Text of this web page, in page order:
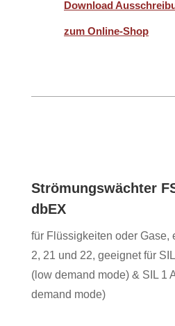
Download
zum Online-Shop
Strömungswächter
dbEX
für Flüssigkeiten oder Gase,
2, 21 und 22, geeignet für
(low demand mode) & SIL 1
demand mode)